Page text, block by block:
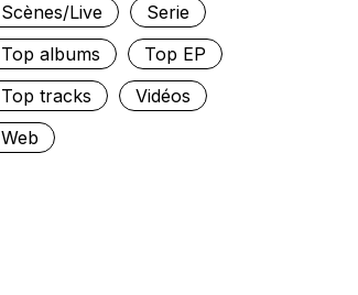
Scènes/Live
Serie
Top albums
Top EP
Top tracks
Vidéos
Web